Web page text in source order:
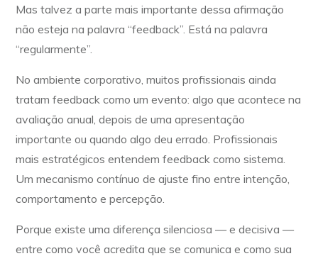
Mas talvez a parte mais importante dessa afirmação
não esteja na palavra “feedback”. Está na palavra
“regularmente”.
No ambiente corporativo, muitos profissionais ainda
tratam feedback como um evento: algo que acontece na
avaliação anual, depois de uma apresentação
importante ou quando algo deu errado. Profissionais
mais estratégicos entendem feedback como sistema.
Um mecanismo contínuo de ajuste fino entre intenção,
comportamento e percepção.
Porque existe uma diferença silenciosa — e decisiva —
entre como você acredita que se comunica e como sua